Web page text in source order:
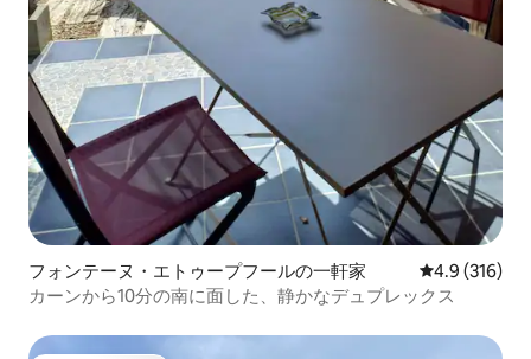
フォンテーヌ・エトゥープフールの一軒家 レビュー316
4.9 (316)
カーンから10分の南に面した、静かなデュプレックス